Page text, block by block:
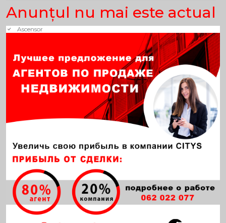
Anunţul nu mai este actual
Ascensor